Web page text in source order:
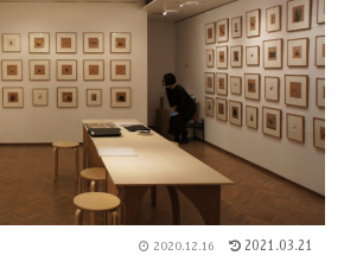
2020.12.16 2021.03.21